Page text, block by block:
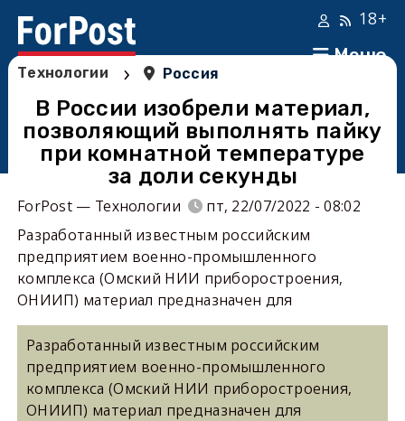
Меню
18+
Технологии › Россия
В России изобрели материал,
позволяющий выполнять пайку
при комнатной температуре
за доли секунды
ForPost — Технологии
пт, 22/07/2022 - 08:02
Разработанный известным российским
предприятием военно-промышленного
комплекса (Омский НИИ приборостроения,
ОНИИП) материал предназначен для
Разработанный известным российским
предприятием военно-промышленного
комплекса (Омский НИИ приборостроения,
ОНИИП) материал предназначен для